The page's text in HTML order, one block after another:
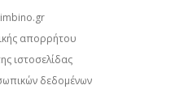
kimbino.gr
απορρήτου
ιστοσελίδας
δεδομένων